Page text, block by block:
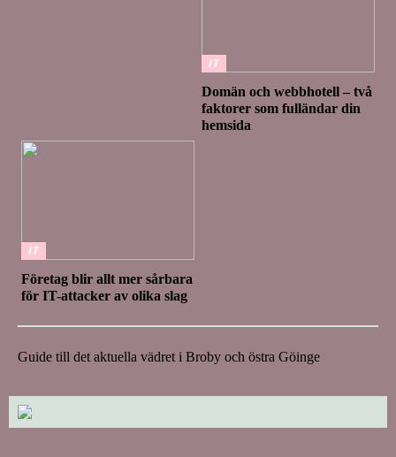
IT
Domän och webbhotell – två
faktorer som fulländar din
hemsida
IT
Företag blir allt mer sårbara
för IT-attacker av olika slag
Guide till det aktuella vädret i Broby och östra Göinge